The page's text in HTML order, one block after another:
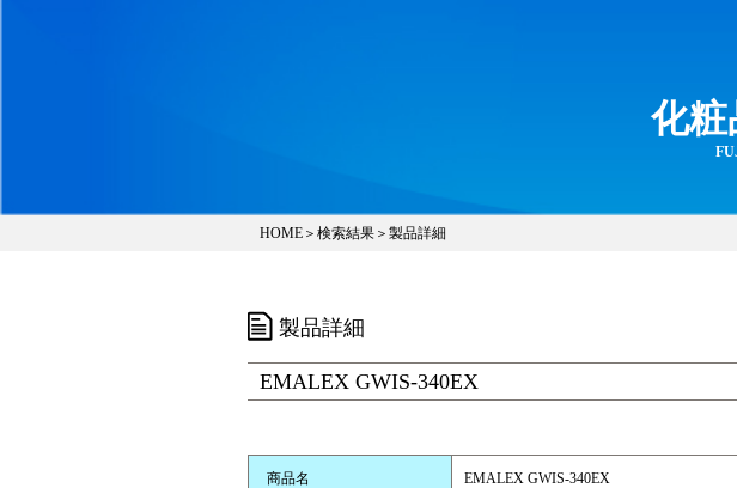
化粧
HOME ＞ 検索結果 ＞製品詳細
製品詳細
EMALEX GWIS-340EX
商品名 EMALEX GWIS-340EX